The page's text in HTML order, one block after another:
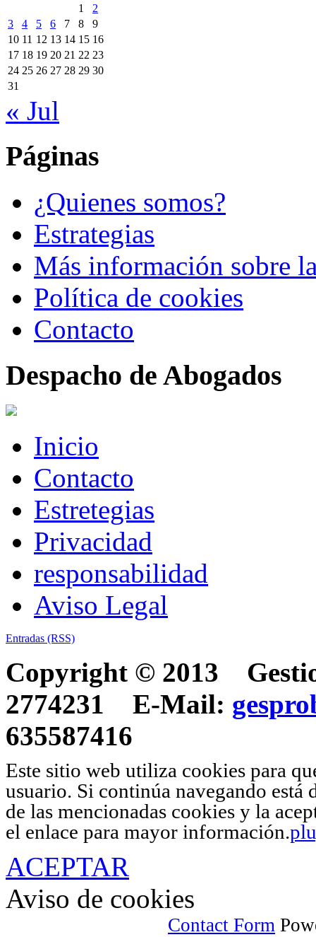
1
2
3
4 5 6 7 8
9
10 11 12 13 14 15 16
17 18 19 20 21 22 23
24 25 26 27 28 29 30
31
« Jul
Páginas
¿Quienes somos?
Estrategias
Más información sobre
Política de cookies
Contacto
Despacho de Abogados
Inicio
Contacto
Estretegias
Privacidad
responsabilidad
Aviso Legal
Entradas (RSS)
Copyright © 2013
2774231 E-Mail:
635587416
Este sitio web utiliza cookies para
usuario. Si continúa navegando está
de las mencionadas cookies y la
el enlace para mayor información.
ACEPTAR
Aviso de cookies
Contact Form